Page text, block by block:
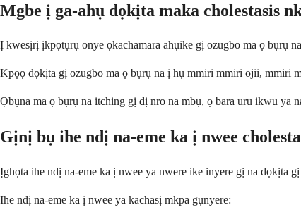
Mgbe ị ga-ahụ dọkịta maka cholestasis
Ị kwesịrị ịkpọtụrụ onye ọkachamara ahụike gị ozugbo ma ọ bụrụ
Kpọọ dọkịta gị ozugbo ma ọ bụrụ na ị hụ mmiri mmiri ojii, mmiri
Ọbụna ma ọ bụrụ na itching gị dị nro na mbụ, ọ bara uru ikwu ya
Gịnị bụ ihe ndị na-eme ka ị nwee
Ịghọta ihe ndị na-eme ka ị nwee ya nwere ike inyere gị na dọkịta
Ihe ndị na-eme ka ị nwee ya kachasị mkpa gụnyere: